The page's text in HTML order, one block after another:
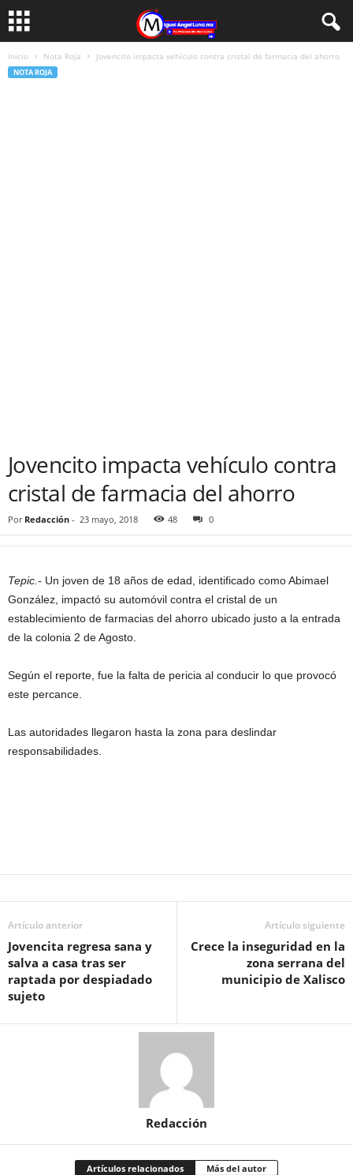
Inicio Nota Roja Jovencito impacta vehículo contra cristal de farmacia del ahorro
NOTA ROJA
Jovencito impacta vehículo contra
cristal de farmacia del ahorro
Por Redacción - 23 mayo, 2018 48 0
Tepic.- Un joven de 18 años de edad, identificado como Abimael
González, impactó su automóvil contra el cristal de un
establecimiento de farmacias del ahorro ubicado justo a la entrada
de la colonia 2 de Agosto.
Según el reporte, fue la falta de pericia al conducir lo que provocó
este percance.
Las autoridades llegaron hasta la zona para deslindar
responsabilidades.
Artículo anterior
Jovencita regresa sana y
salva a casa tras ser
raptada por despiadado
sujeto
Artículo siguiente
Crece la inseguridad en la
zona serrana del
municipio de Xalisco
Redacción
Artículos relacionados Más del autor